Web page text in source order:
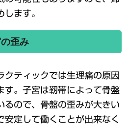
します。
歪み
クティックでは生理痛の原因
す。子宮は靭帯によって骨盤
るので、骨盤の歪みが大きい
安定して働くことが出来なく